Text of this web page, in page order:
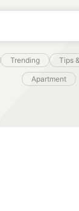
Trending Tips
Apartment